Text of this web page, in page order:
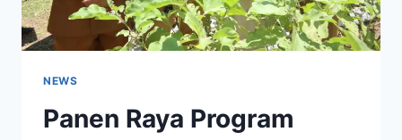
NEWS
Panen Raya Program